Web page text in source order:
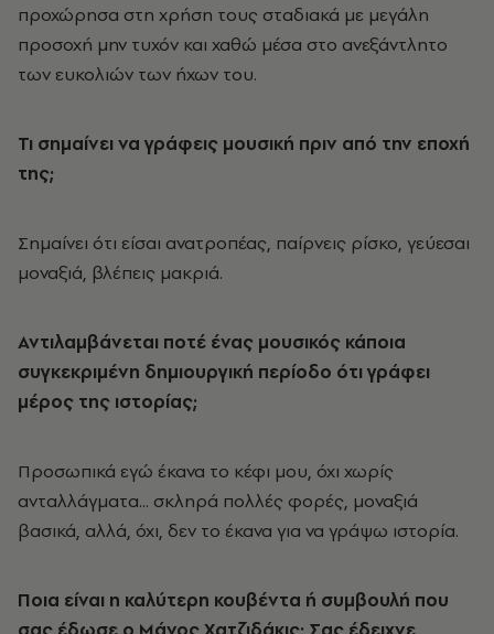
προχώρησα στη χρήση τους σταδιακά με μεγάλη
προσοχή μην τυχόν και χαθώ μέσα στο ανεξάντλητο
των ευκολιών των ήχων του.
Τι σημαίνει να γράφεις μουσική πριν από την εποχή
της;
Σημαίνει ότι είσαι ανατροπέας, παίρνεις ρίσκο, γεύεσαι
μοναξιά, βλέπεις μακριά.
Αντιλαμβάνεται ποτέ ένας μουσικός κάποια
συγκεκριμένη δημιουργική περίοδο ότι γράφει
μέρος της ιστορίας;
Προσωπικά εγώ έκανα το κέφι μου, όχι χωρίς
ανταλλάγματα... σκληρά πολλές φορές, μοναξιά
βασικά, αλλά, όχι, δεν το έκανα για να γράψω ιστορία.
Ποια είναι η καλύτερη κουβέντα ή συμβουλή που